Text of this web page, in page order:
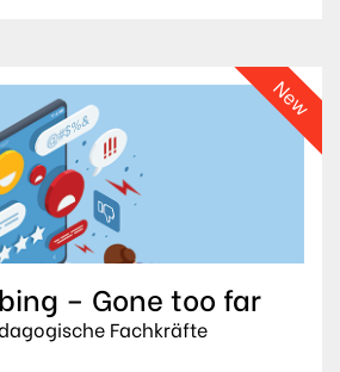
New
– Gone too far
Fachkräfte